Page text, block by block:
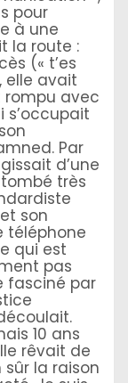
pour
à une
la route :
(« t’es
elle avait
avec
s’occupait
Par
d’une
très
son
téléphone
qui est
pas
fasciné par
10 ans
rêvait de
sûr la raison